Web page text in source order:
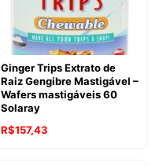
Ginger Trips Extrato de
Raiz Gengibre Mastigável –
Wafers mastigáveis 60
Solaray
R$157,43